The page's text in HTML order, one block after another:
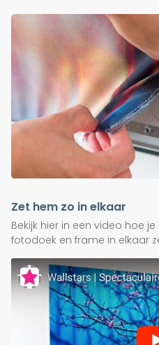
Zet hem zo in elkaar
Bekijk hier in een video hoe
fotodoek en frame in elkaar